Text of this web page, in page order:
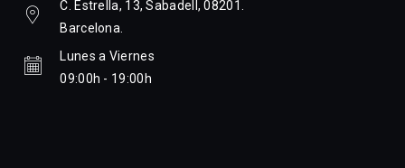
C. Estrella, 13, Sabadell, 08201.
Barcelona.
Lunes a Viernes
09:00h - 19:00h